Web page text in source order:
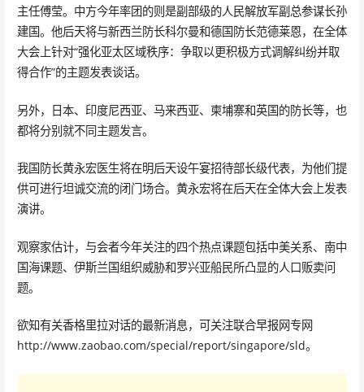
主任傅莹。中方今年率团的则是副部级的人民解放军副总参谋长孙
建国。他后天将与新西兰防长科尔曼和德国防长范德莱恩，在全体
大会上针对“强化亚太区域秩序：争取以更积极方式调解纠纷并取
得合作”的主题发表谈话。
另外，日本、印度尼西亚、马来西亚、柬埔寨和英国的防长等，也
都将分别就不同主题发言。
我国防长黄永宏医生将在明后天设午宴招待部长级代表，为他们提
供可进行坦诚交流的闭门场合。黄永宏将在后天在全体大会上发表
演讲。
观察家估计，与会者今年关注的四个热点课题包括中美关系、南中
国海课题、伊斯兰国组织威胁和罗兴亚船民所凸显的人口贩卖问
题。
欲知有关香格里拉对话的最新消息，可关注联合早报网专网
http://www.zaobao.com/special/report/singapore/sld。